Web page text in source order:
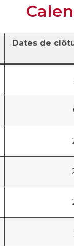
Dates de